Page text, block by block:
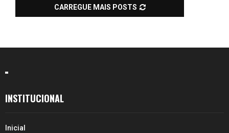
CARREGUE MAIS POSTS
INSTITUCIONAL
Inicial